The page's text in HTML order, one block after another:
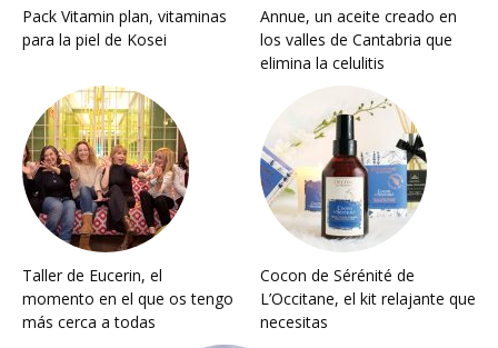
Pack Vitamin plan, vitaminas
para la piel de Kosei
Annue, un aceite creado en
los valles de Cantabria que
elimina la celulitis
Taller de Eucerin, el
momento en el que os tengo
más cerca a todas
Cocon de Sérénité de
L’Occitane, el kit relajante que
necesitas